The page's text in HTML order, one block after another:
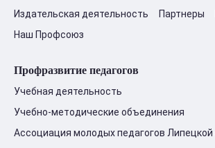
Издательская деятельность
Партнеры
Наш Профсоюз
Профразвитие педагогов
Учебная деятельность
Учебно-методические объединения
Ассоциация молодых педагогов Липецкой